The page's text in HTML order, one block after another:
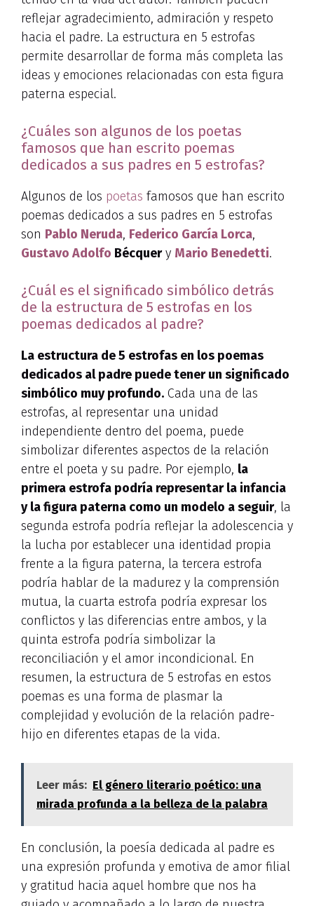
reflejar agradecimiento, admiración y respeto
hacia el padre. La estructura en 5 estrofas
permite desarrollar de forma más completa las
ideas y emociones relacionadas con esta figura
paterna especial.
¿Cuáles son algunos de los poetas
famosos que han escrito poemas
dedicados a sus padres en 5 estrofas?
Algunos de los poetas famosos que han escrito
poemas dedicados a sus padres en 5 estrofas
son Pablo Neruda, Federico García Lorca,
Gustavo Adolfo Bécquery Mario Benedetti.
¿Cuál es el significado simbólico detrás
de la estructura de 5 estrofas en los
poemas dedicados al padre?
La estructura de 5 estrofas en los poemas
dedicados al padre puede tener un significado
simbólico muy profundo. Cada una de las
estrofas, al representar una unidad
independiente dentro del poema, puede
simbolizar diferentes aspectos de la relación
entre el poeta y su padre. Por ejemplo, la
primera estrofa podría representar la infancia
y la figura paterna como un modelo a seguir, la
segunda estrofa podría reflejar la adolescencia y
la lucha por establecer una identidad propia
frente a la figura paterna, la tercera estrofa
podría hablar de la madurez y la comprensión
mutua, la cuarta estrofa podría expresar los
conflictos y las diferencias entre ambos, y la
quinta estrofa podría simbolizar la
reconciliación y el amor incondicional. En
resumen, la estructura de 5 estrofas en estos
poemas es una forma de plasmar la
complejidad y evolución de la relación padre-
hijo en diferentes etapas de la vida.
Leer más: El género literario poético: una
mirada profunda a la belleza de la palabra
En conclusión, la poesía dedicada al padre es
una expresión profunda y emotiva de amor filial
y gratitud hacia aquel hombre que nos ha